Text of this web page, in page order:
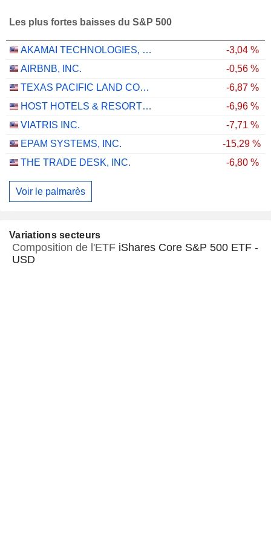
Les plus fortes baisses du S&P 500
AKAMAI TECHNOLOGIES, INC.
-3,04 %
AIRBNB, INC.
-0,56 %
TEXAS PACIFIC LAND CORPORATION
-6,87 %
HOST HOTELS & RESORTS, INC.
-6,96 %
VIATRIS INC.
-7,71 %
EPAM SYSTEMS, INC.
-15,29 %
THE TRADE DESK, INC.
-6,80 %
Voir le palmarès
Variations secteurs
Composition de l'ETF iShares Core S&P 500 ETF -
USD